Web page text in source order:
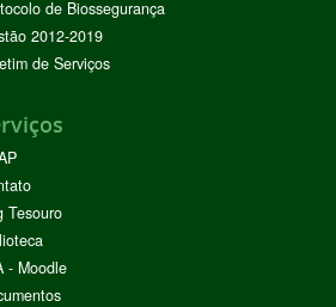
de Biossegurança
2012-2019
de Serviços
Tesouro
- Moodle